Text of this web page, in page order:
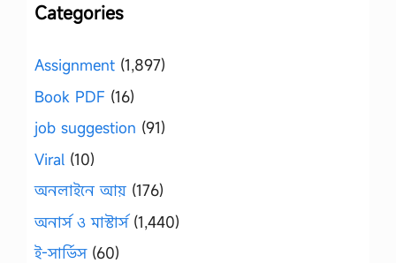
Categories
Assignment (1,897)
Book PDF (16)
job suggestion (91)
Viral (10)
অনলাইনে আয় (176)
অনার্স ও মাস্টার্স(1,440)
ই-সার্ভিস(60)